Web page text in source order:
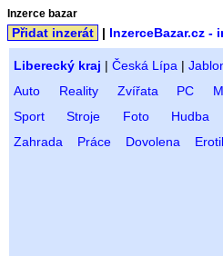
Inzerce bazar
Přidat inzerát | InzerceBazar.cz -
Liberecký kraj | Česká Lípa |
Auto
Reality Zvířata PC
Sport
Stroje Foto Hudba
Zahrada
Práce Dovolena